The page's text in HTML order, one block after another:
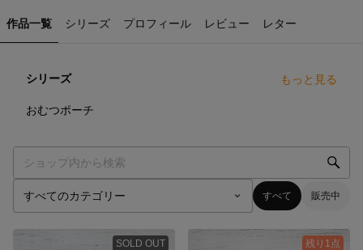
作品一覧 シリーズ プロフィール レビュー レター
シリーズ もっと見る
おむつポーチ
すべて 販売中
SOLD OUT 残り1点